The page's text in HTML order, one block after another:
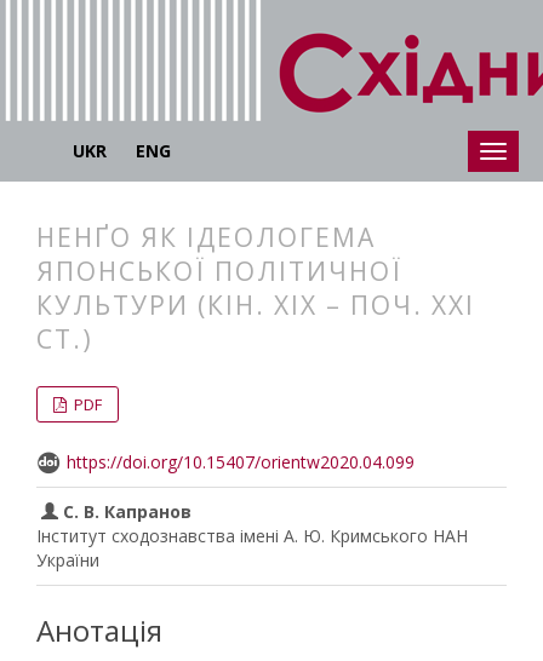
UKR ENG
НЕНҐО ЯК ІДЕОЛОГЕМА
ЯПОНСЬКОЇ ПОЛІТИЧНОЇ
КУЛЬТУРИ (КІН. ХІХ – ПОЧ. ХХІ
СТ.)
PDF
https://doi.org/10.15407/orientw2020.04.099
С. В. Капранов
Інститут сходознавства імені А. Ю. Кримського НАН
України
Анотація